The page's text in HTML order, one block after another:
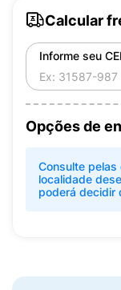
Calcular
Informe seu
Opções de
Consulte
localidade
poderá decidir